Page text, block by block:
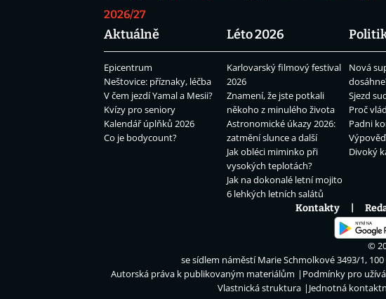
2026/27
Aktuálně
Epicentrum
Neštovice: příznaky, léčba
V čem jezdí Yamal a Mesii?
Kvízy pro seniory
Kalendář úplňků 2026
Co je bodycount?
Léto 2026
Karlovarský filmový festival
2026
Znamení, že jste potkali
někoho z minulého života
Astronomické úkazy 2026:
zatmění slunce a další
Jak obléci miminko při
vysokých teplotách?
Jak na dokonalé letní mojito
6 lehkých letních salátů
Nová
Sjezd
Proč
Padni
Divoký
Kontakty
©
se sídlem náměstí Marie Schmolkové 3493/1, 100
Autorská práva k publikovaným materiálům
Podmínky pro
Vlastnická struktura
Jednotná